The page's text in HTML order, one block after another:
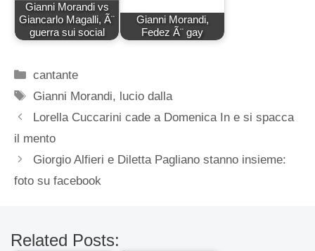
Gianni Morandi vs
Giancarlo Magalli, Ã¨
guerra sui social
Gianni Morandi,
Fedez Ã¨ gay
Categorie
cantante
Tag
Gianni Morandi, lucio dalla
Lorella Cuccarini cade a Domenica In e si spacca
il mento
Giorgio Alfieri e Diletta Pagliano stanno insieme:
foto su facebook
Related Posts: